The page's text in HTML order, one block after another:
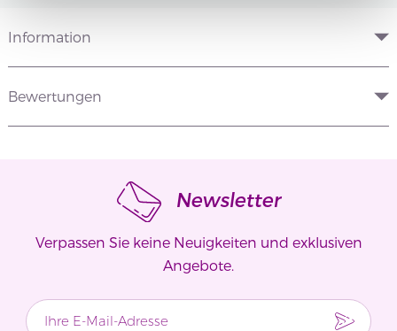
Information
Bewertungen
Newsletter
Verpassen Sie keine Neuigkeiten und exklusiven
Angebote.